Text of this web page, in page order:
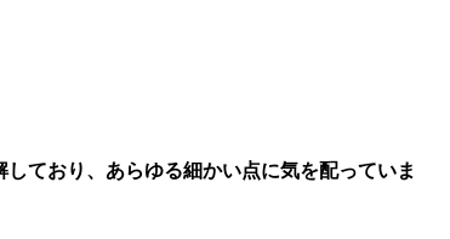
ており、あらゆる細かい点に気を配っていま